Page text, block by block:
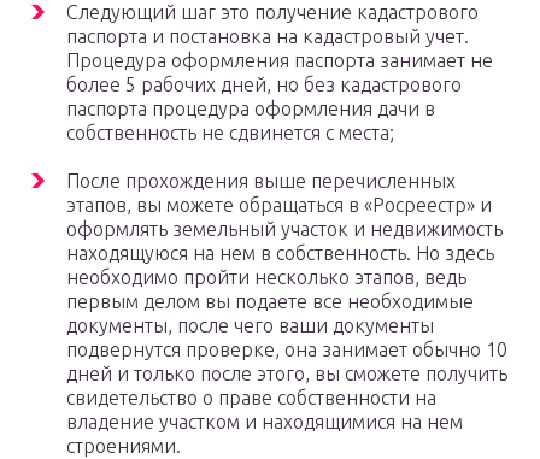
Следующий шаг это получение кадастрового
паспорта и постановка на кадастровый учет.
Процедура оформления паспорта занимает не
более 5 рабочих дней, но без кадастрового
паспорта процедура оформления дачи в
собственность не сдвинется с места;
После прохождения выше перечисленных
этапов, вы можете обращаться в «Росреестр» и
оформлять земельный участок и недвижимость
находящуюся на нем в собственность. Но здесь
необходимо пройти несколько этапов, ведь
первым делом вы подаете все необходимые
документы, после чего ваши документы
подвернутся проверке, она занимает обычно 10
дней и только после этого, вы сможете получить
свидетельство о праве собственности на
владение участком и находящимися на нем
строениями.